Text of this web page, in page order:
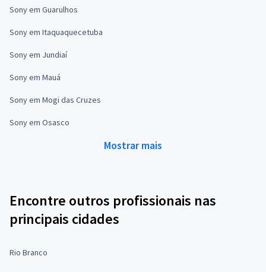
Sony em Guarulhos
Sony em Itaquaquecetuba
Sony em Jundiaí
Sony em Mauá
Sony em Mogi das Cruzes
Sony em Osasco
Mostrar mais
Encontre outros profissionais nas
principais cidades
Rio Branco